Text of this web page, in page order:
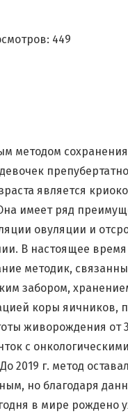
449
методом сохранения
является
имеет ряд
овуляции и
В настоящее время
методик,
забором,
коры яичников,
живорождения от
с онкологическими
2019 г. метод
но благодаря
в мире рождено